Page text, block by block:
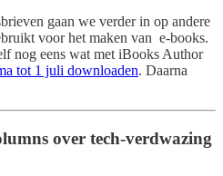
gaan we verder in op andere
voor het maken van e-books.
nog eens wat met iBooks Author
tot 1 juli downloaden. Daarna
over tech-verdwazing